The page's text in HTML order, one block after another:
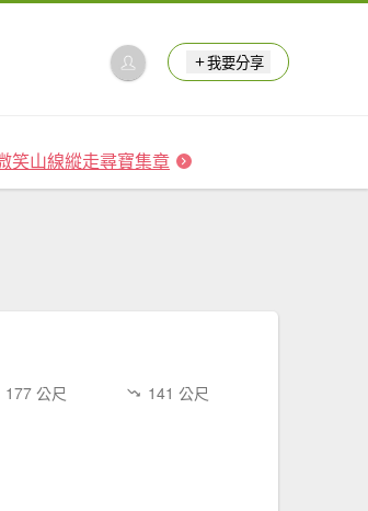
我要分享
笑山線縱走尋寶集章
177 公尺
141 公尺